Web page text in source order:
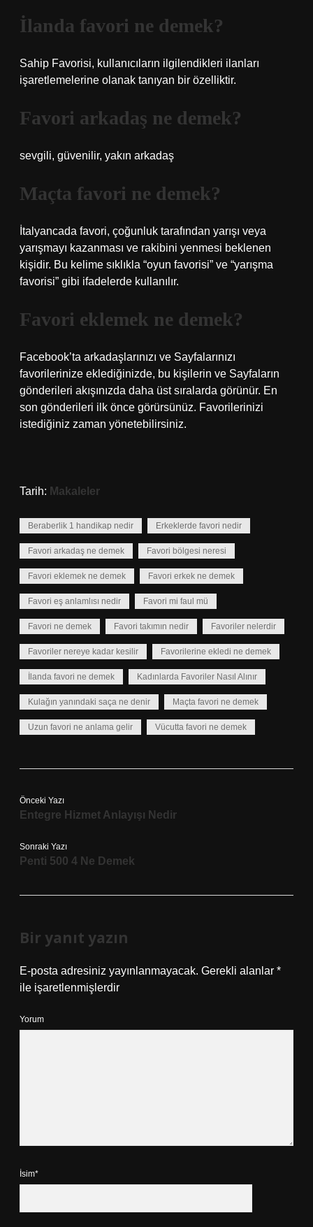
İlanda favori ne demek?
Sahip Favorisi, kullanıcıların ilgilendikleri ilanları
işaretlemelerine olanak tanıyan bir özelliktir.
Favori arkadaş ne demek?
sevgili, güvenilir, yakın arkadaş
Maçta favori ne demek?
İtalyancada favori, çoğunluk tarafından yarışı veya
yarışmayı kazanması ve rakibini yenmesi beklenen
kişidir. Bu kelime sıklıkla “oyun favorisi” ve “yarışma
favorisi” gibi ifadelerde kullanılır.
Favori eklemek ne demek?
Facebook’ta arkadaşlarınızı ve Sayfalarınızı
favorilerinize eklediğinizde, bu kişilerin ve Sayfaların
gönderileri akışınızda daha üst sıralarda görünür. En
son gönderileri ilk önce görürsünüz. Favorilerinizi
istediğiniz zaman yönetebilirsiniz.
Tarih: Makaleler
Beraberlik 1 handikap nedir Erkeklerde favori nedir
Favori arkadaş ne demek Favori bölgesi neresi
Favori eklemek ne demek Favori erkek ne demek
Favori eş anlamlısı nedir Favori mi faul mü
Favori ne demek Favori takımın nedir Favoriler nelerdir
Favoriler nereye kadar kesilir Favorilerine ekledi ne demek
İlanda favori ne demek Kadınlarda Favoriler Nasıl Alınır
Kulağın yanındaki saça ne denir Maçta favori ne demek
Uzun favori ne anlama gelir Vücutta favori ne demek
Önceki Yazı
Entegre Hizmet Anlayışı Nedir
Sonraki Yazı
Penti 500 4 Ne Demek
Bir yanıt yazın
E-posta adresiniz yayınlanmayacak. Gerekli alanlar *
ile işaretlenmişlerdir
Yorum
İsim*